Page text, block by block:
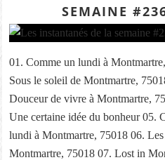
SEMAINE
01. Comme un lundi à
Sous le soleil de Montmartre,
Douceur de vivre à Montmartre,
Une certaine idée du bonheur 05.
lundi à Montmartre, 75018 06.
Montmartre, 75018 07. Lost in